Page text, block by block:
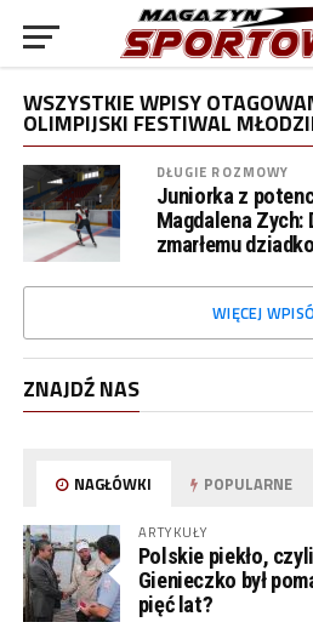
WSZYSTKIE WPISY
OLIMPIJSKI FESTIWAL
DŁUGIE ROZMOWY
Juniorka z
Magdalena Zych:
zmarłemu
WIĘCEJ
ZNAJDŹ NAS
NAGŁÓWKI POPULARNE
ARTYKUŁY
Polskie piekło,
Gienieczko był
pięć lat?